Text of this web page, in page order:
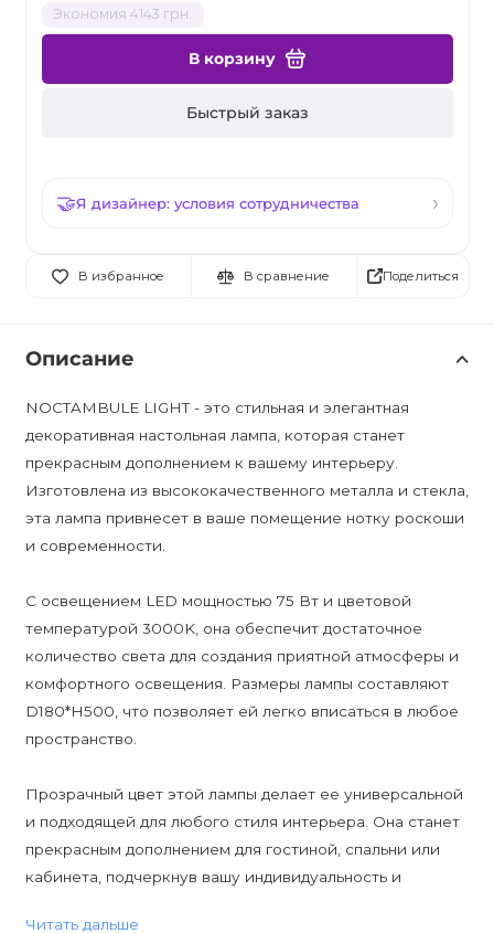
Экономия 4143 грн.
В корзину
Быстрый заказ
Я дизайнер: условия сотрудничества
В избранное В сравнение Поделиться
Описание
NOCTAMBULE LIGHT - это стильная и элегантная
декоративная настольная лампа, которая станет
прекрасным дополнением к вашему интерьеру.
Изготовлена из высококачественного металла и стекла,
эта лампа привнесет в ваше помещение нотку роскоши
и современности.
С освещением LED мощностью 75 Вт и цветовой
температурой 3000K, она обеспечит достаточное
количество света для создания приятной атмосферы и
комфортного освещения. Размеры лампы составляют
D180*H500, что позволяет ей легко вписаться в любое
пространство.
Прозрачный цвет этой лампы делает ее универсальной
и подходящей для любого стиля интерьера. Она станет
прекрасным дополнением для гостиной, спальни или
кабинета, подчеркнув вашу индивидуальность и
Читать дальше